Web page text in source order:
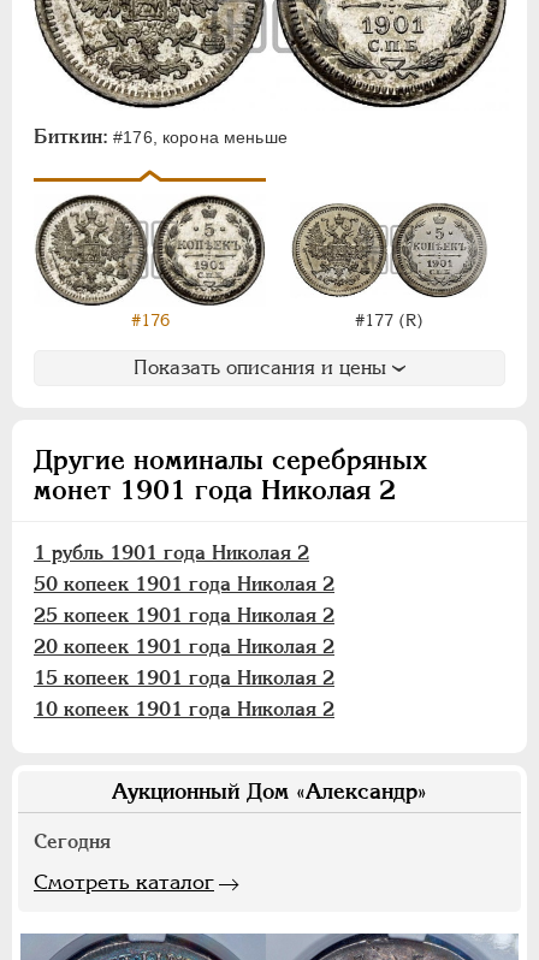
Биткин: #176, корона меньше
#176 #177 (R)
Показать описания и цены
Другие номиналы серебряных
монет 1901 года Николая 2
1 рубль 1901 года Николая 2
50 копеек 1901 года Николая 2
25 копеек 1901 года Николая 2
20 копеек 1901 года Николая 2
15 копеек 1901 года Николая 2
10 копеек 1901 года Николая 2
Аукционный Дом «Александр»
Сегодня
Смотреть каталог
1 рубль
50 копеек
25 копеек
20 копеек
15 копеек
10 копеек
5 копеек
Медь
Пробные
Памятные и донативные
Для Финляндии
ИНОСТРАННЫЕ